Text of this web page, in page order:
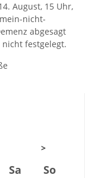
August, 15 Uhr,
nicht-
abgesagt
festgelegt.
>
Sa So